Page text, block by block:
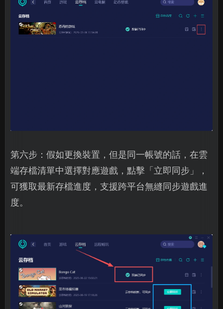
第六步：假如更換裝置，但是同一帳號的話，在雲
端存檔清單中選擇對應遊戲，點擊「立即同步」，
可獲取最新存檔進度，支援跨平台無縫同步遊戲進
度。